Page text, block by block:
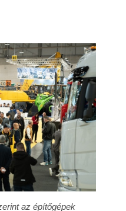
az építőgépek